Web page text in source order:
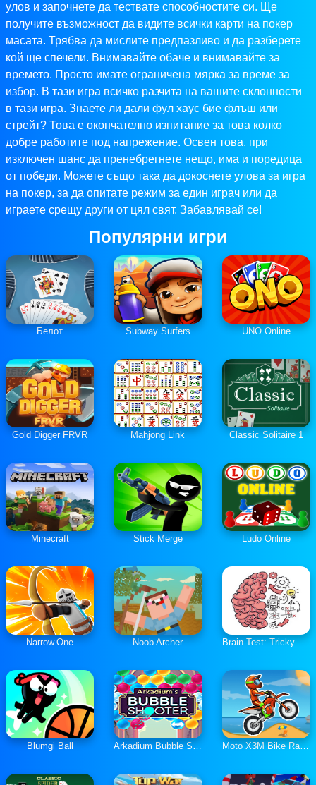
улов и започнете да тествате способностите си. Ще
получите възможност да видите всички карти на покер
масата. Трябва да мислите предпазливо и да разберете
кой ще спечели. Внимавайте обаче и внимавайте за
времето. Просто имате ограничена мярка за време за
избор. В тази игра всичко разчита на вашите склонности
в тази игра. Знаете ли дали фул хаус бие флъш или
стрейт? Това е окончателно изпитание за това колко
добре работите под напрежение. Освен това, при
изключен шанс да пренебрегнете нещо, има и поредица
от победи. Можете също така да докоснете улова за игра
на покер, за да опитате режим за един играч или да
играете срещу други от цял ​​свят. Забавлявай се!
Популярни игри
Белот Subway Surfers UNO Online
Gold Digger FRVR Mahjong Link Classic Solitaire 1
Minecraft Stick Merge Ludo Online
Narrow.One Noob Archer Brain Test: Tricky Puzzles
Blumgi Ball Arkadium Bubble Shooter Moto X3M Bike Race Game